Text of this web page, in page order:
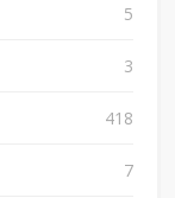
5
3
418
7